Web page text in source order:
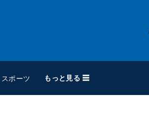
スポーツ もっと見る ☰